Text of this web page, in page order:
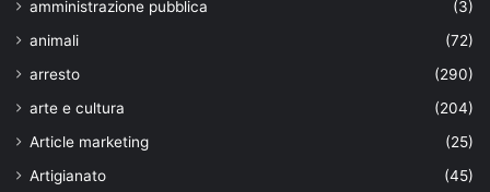
amministrazione pubblica
(3)
animali
(72)
arresto
(290)
arte e cultura
(204)
Article marketing
(25)
Artigianato
(45)